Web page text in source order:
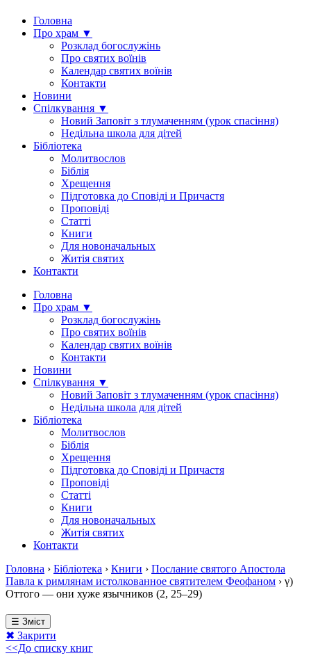
Головна
Про храм ▼
Розклад богослужінь
Про святих воїнів
Календар святих воїнів
Контакти
Новини
Спілкування ▼
Новий Заповіт з тлумаченням (урок спасіння)
Недільна школа для дітей
Бібліотека
Молитвослов
Біблія
Хрещення
Підготовка до Сповіді и Причастя
Проповіді
Статті
Книги
Для новоначальных
Житія святих
Контакти
Головна
Про храм ▼
Розклад богослужінь
Про святих воїнів
Календар святих воїнів
Контакти
Новини
Спілкування ▼
Новий Заповіт з тлумаченням (урок спасіння)
Недільна школа для дітей
Бібліотека
Молитвослов
Біблія
Хрещення
Підготовка до Сповіді и Причастя
Проповіді
Статті
Книги
Для новоначальных
Житія святих
Контакти
Головна › Бібліотека › Книги › Послание святого Апостола
Павла к римлянам истолкованное святителем Феофаном › γ)
Оттого — они хуже язычников (2, 25–29)
☰ Зміст
✖ Закрити
<<До списку книг